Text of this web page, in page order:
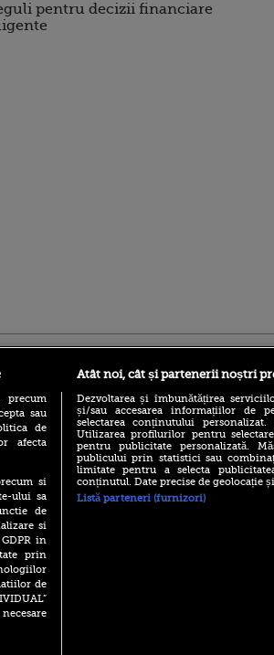
pentru decizii financiare
(P) Descoperă Lumea
Evenimentelor din România
precum
sau
de
afecta
si
ului sa
de
si
in
prin
de
Atât noi, cât și partenerii noștri
Dezvoltarea și îmbunătățirea
și/sau accesarea informațiilor de
selectarea conținutului
Utilizarea profilurilor pentru
pentru publicitate personalizată.
publicului prin statistici sau
limitate pentru a selecta
conținutul. Date precise de geolocație
Listă parteneri (furnizori)